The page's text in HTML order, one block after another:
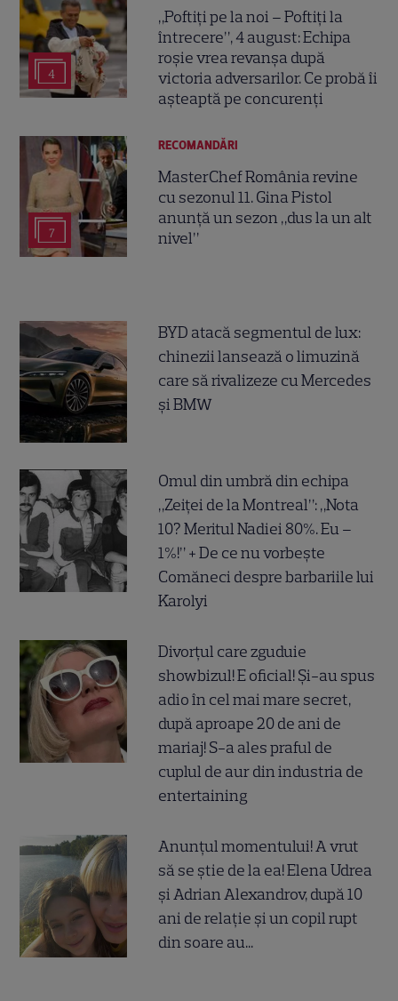
4
„Poftiți pe la noi – Poftiți la
întrecere”, 4 august: Echipa
roșie vrea revanșa după
victoria adversarilor. Ce probă îi
așteaptă pe concurenți
7
RECOMANDĂRI
MasterChef România revine
cu sezonul 11. Gina Pistol
anunță un sezon „dus la un alt
nivel”
BYD atacă segmentul de lux:
chinezii lansează o limuzină
care să rivalizeze cu Mercedes
și BMW
Omul din umbră din echipa
„Zeiței de la Montreal”: „Nota
10? Meritul Nadiei 80%. Eu –
1%!” + De ce nu vorbește
Comăneci despre barbariile lui
Karolyi
Divorțul care zguduie
showbizul! E oficial! Și-au spus
adio în cel mai mare secret,
după aproape 20 de ani de
mariaj! S-a ales praful de
cuplul de aur din industria de
entertaining
Anunțul momentului! A vrut
să se știe de la ea! Elena Udrea
și Adrian Alexandrov, după 10
ani de relație și un copil rupt
din soare au...